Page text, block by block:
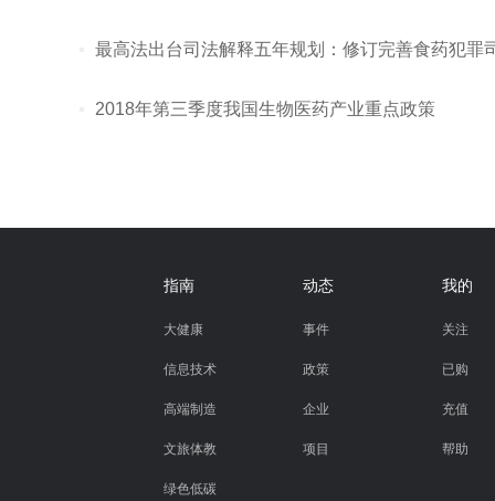
最高法出台司法解释五年规划：修订完善食药犯罪
2018年第三季度我国生物医药产业重点政策
指南
大健康
信息技术
高端制造
文旅体教
绿色低碳
动态
事件
政策
企业
项目
我的
关注
已购
充值
帮助